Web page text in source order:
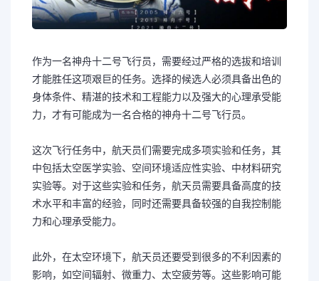
作为一名神舟十二号飞行员，需要经过严格的选拔和培训
才能胜任这项艰巨的任务。选择的候选人必须具备出色的
身体条件、精湛的技术和工程能力以及强大的心理承受能
力，才有可能成为一名合格的神舟十二号飞行员。
这次飞行任务中，航天员们需要完成多项实验和任务，其
中包括太空医学实验、空间环境适应性实验、中材料研究
实验等。对于这些实验和任务，航天员需要具备高度的技
术水平和丰富的经验，同时还需要具备较强的自我控制能
力和心理承受能力。
此外，在太空环境下，航天员还要受到很多的不利因素的
影响，如空间辐射、微重力、太空疲劳等。这些影响可能